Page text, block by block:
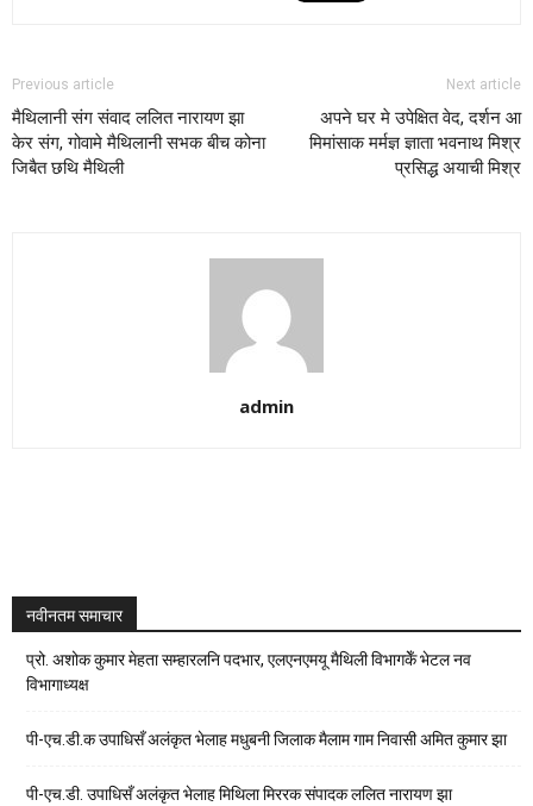
Previous article
मैथिलानी संग संवाद ललित नारायण झा
केर संग, गोवामे मैथिलानी सभक बीच कोना
जिबैत छथि मैथिली
Next article
अपने घर मे उपेक्षित वेद, दर्शन आ
मिमांसाक मर्मज्ञ ज्ञाता भवनाथ मिश्र
प्रसिद्ध अयाची मिश्र
admin
नवीनतम समाचार
प्रो. अशोक कुमार मेहता सम्हारलनि पदभार, एलएनएमयू मैथिली विभागकेँ भेटल नव
विभागाध्यक्ष
पी-एच.डी.क उपाधिसँ अलंकृत भेलाह मधुबनी जिलाक मैलाम गाम निवासी अमित कुमार झा
पी-एच.डी. उपाधिसँ अलंकृत भेलाह मिथिला मिररक संपादक ललित नारायण झा